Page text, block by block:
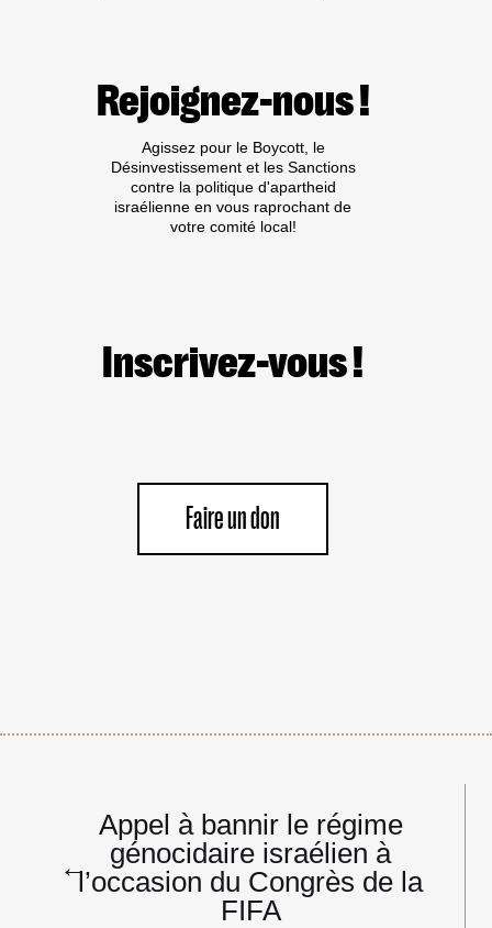
Rejoignez-nous !
Agissez pour le Boycott, le
Désinvestissement et les Sanctions
contre la politique d'apartheid
israélienne en vous raprochant de
votre comité local!
Inscrivez-vous !
Faire un don
Navigation
l’article
←
Appel à bannir le régime
génocidaire israélien à
l’occasion du Congrès de la
FIFA